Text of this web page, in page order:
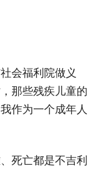
会福利院做义
那些残疾儿童的
作为一个成年人
死亡都是不吉利